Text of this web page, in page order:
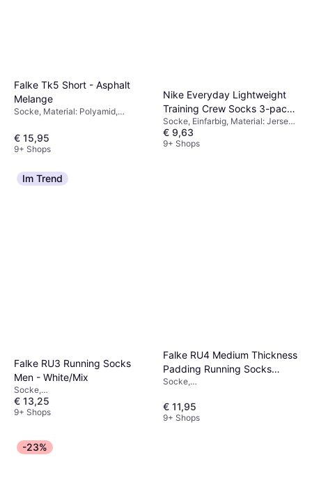
Falke Tk5 Short - Asphalt
Melange
Socke, Material: Polyamid,
Elastan/Lycra/Spandex,
Merinowolle, Leinen,
Atmungsaktiv
€ 15,95
9+ Shops
Nike Everyday Lightweight
Training Crew Socks 3-pack
- Black/White
Socke, Einfarbig, Material: Jersey,
Polyurethan, Polyester,
Baumwolle, Atmungsaktiv
€ 9,63
9+ Shops
Im Trend
Falke RU3 Running Socks
Men - White/Mix
Socke,
Sportstrumpf/Trainingsstrumpf,
Material: Polypropylen, Polyester,
€ 13,25
9+ Shops
Falke RU4 Medium Thickness
Padding Running Socks
Women - White/Mix
Socke,
Material: Polypropylen, Polyamid,
Baumwolle
€ 11,95
9+ Shops
-23%